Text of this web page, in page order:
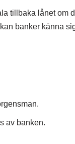
tillbaka lånet
banker känna
av banken.